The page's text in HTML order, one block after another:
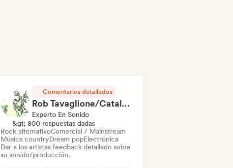
Comentarios detallados
Rob Tavaglione/Catalyst Recording
Experto En Sonido
&gt; 800 respuestas dadas
Rock alternativoComercial / Mainstream
Música countryDream popElectrónica
Dar a los artistas feedback detallado sobre
su sonido/producción.